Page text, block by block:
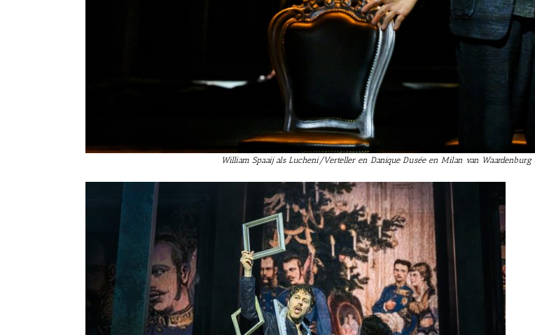
William Spaaij als Lucheni/Verteller en Danique Dusée en Milan van